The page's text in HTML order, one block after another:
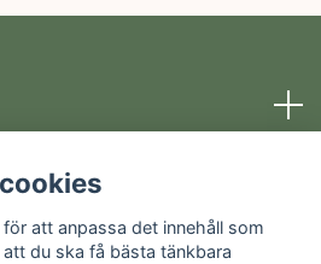
att anpassa det innehåll som
du ska få bästa tänkbara